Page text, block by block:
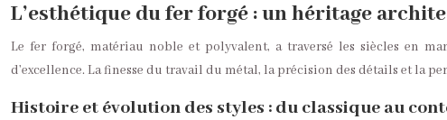
L’esthétique du fer forgé : un héritage
Le fer forgé, matériau noble et polyvalent, a traversé les siècles en
d’excellence. La finesse du travail du métal, la précision des détails et
Histoire et évolution des styles : du classique au